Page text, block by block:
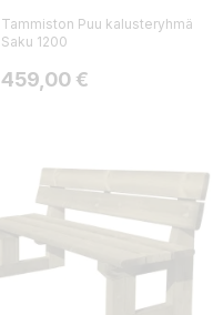
Tammiston Puu kalusteryhmä
Saku 1200
Hinta
459,00 €